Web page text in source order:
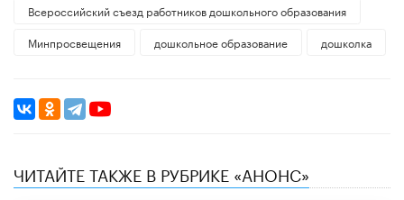
Всероссийский съезд работников дошкольного образования
Минпросвещения
дошкольное образование дошколка
ЧИТАЙТЕ ТАКЖЕ В РУБРИКЕ «АНОНС»